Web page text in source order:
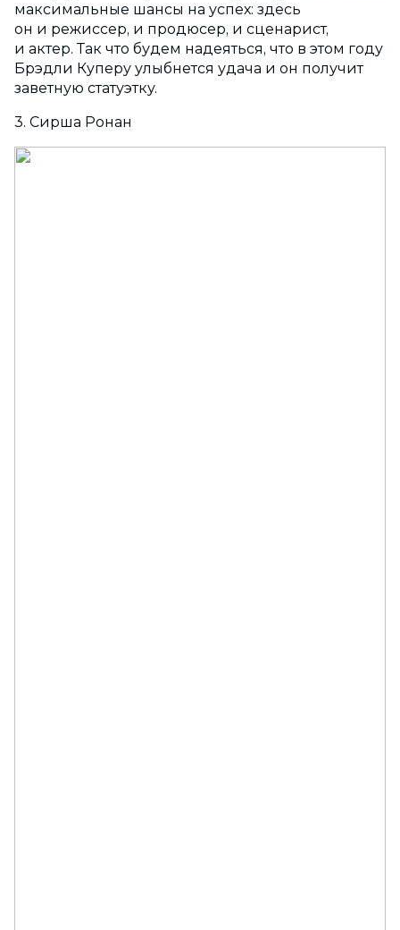
максимальные шансы на успех: здесь
он и режиссер, и продюсер, и сценарист,
и актер. Так что будем надеяться, что в этом году
Брэдли Куперу улыбнется удача и он получит
заветную статуэтку.
3. Сирша Ронан